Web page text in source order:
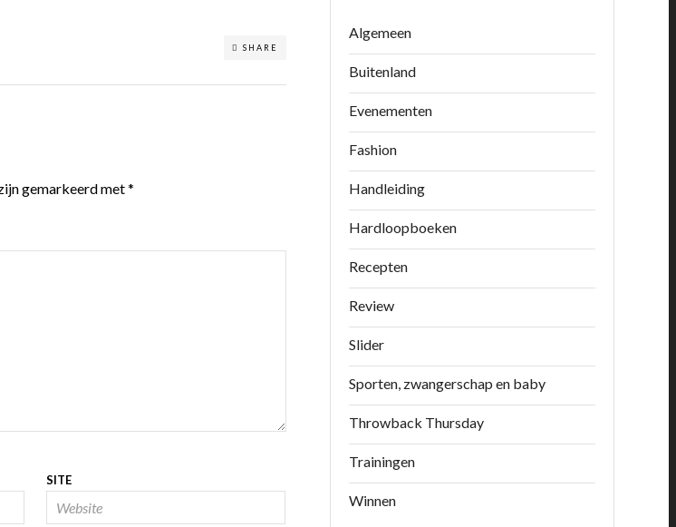
SHARE
gemarkeerd met*
SITE
Algemeen
Buitenland
Evenementen
Fashion
Handleiding
Hardloopboeken
Recepten
Review
Slider
Sporten, zwangerschap en baby
Throwback Thursday
Trainingen
Winnen